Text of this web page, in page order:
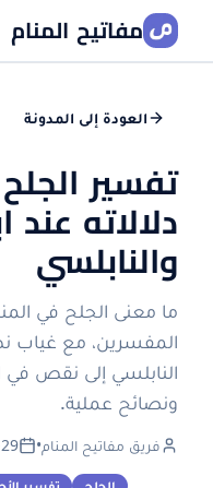
مفاتيح المنام
العودة إلى المدونة
تفسير
دلالاته
والنابلسي
ما معنى الجلح في
المفسرين، مع غياب
النابلسي إلى نقص في
ونصائح عملية.
فريق مفاتيح المنام•